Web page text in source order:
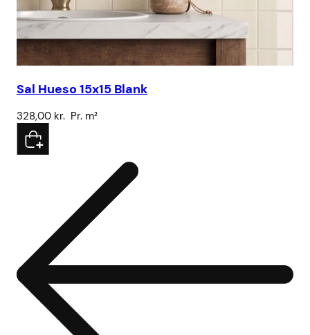
Sal Hueso 15x15 Blank
328,00 kr. Pr. m²